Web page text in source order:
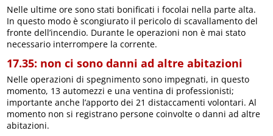
Nelle ultime ore sono stati bonificati i focolai nella parte alta.
In questo modo è scongiurato il pericolo di scavallamento del
fronte dell’incendio. Durante le operazioni non è mai stato
necessario interrompere la corrente.
17.35: non ci sono danni ad altre abitazioni
Nelle operazioni di spegnimento sono impegnati, in questo
momento, 13 automezzi e una ventina di professionisti;
importante anche l’apporto dei 21 distaccamenti volontari. Al
momento non si registrano persone coinvolte o danni ad altre
abitazioni.